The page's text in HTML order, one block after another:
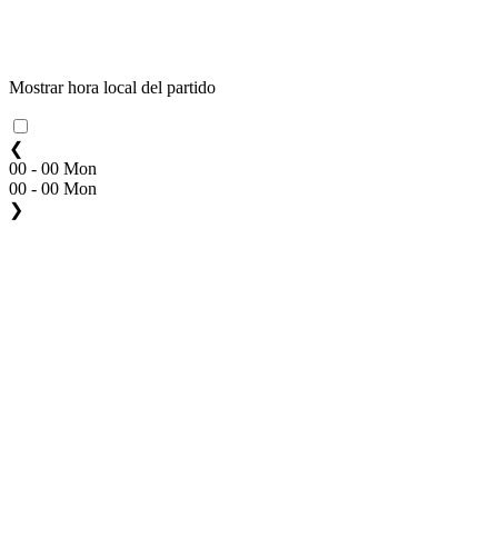
Mostrar hora local del partido
❮
00 - 00 Mon
00 - 00 Mon
❯